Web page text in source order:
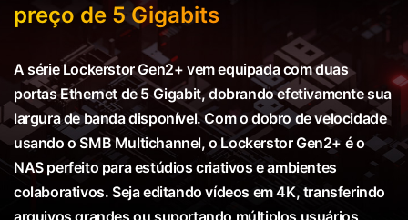
preço de 5 Gigabits
A série Lockerstor Gen2+ vem equipada com duas
portas Ethernet de 5 Gigabit, dobrando efetivamente sua
largura de banda disponível. Com o dobro de velocidade
usando o SMB Multichannel, o Lockerstor Gen2+ é o
NAS perfeito para estúdios criativos e ambientes
colaborativos. Seja editando vídeos em 4K, transferindo